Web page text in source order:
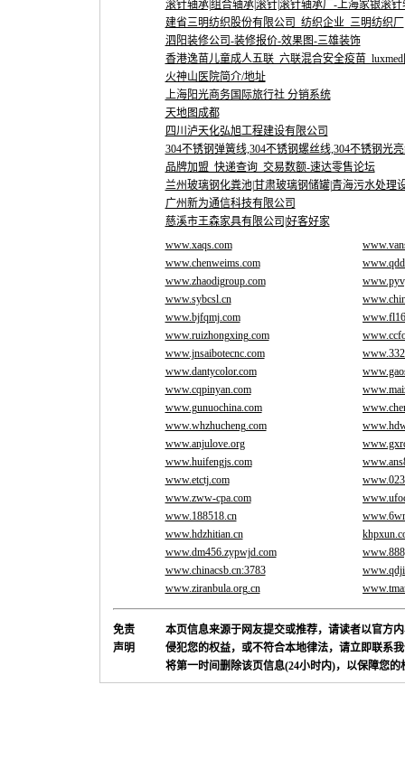
滚针轴承|组合轴承|滚针|滚针轴承厂-上海家银滚
建省三明纺织股份有限公司_纺织企业_三明纺织厂
泗阳装修公司-装修报价-效果图-三雄装饰
香港逸苗儿童成人五联_六联混合安全疫苗
火神山医院简介/地址
上海阳光商务国际旅行社 分销系统
天地图成都
四川泸天化弘旭工程建设有限公司
304不锈钢弹簧线,304不锈钢螺丝线,304不锈钢光
品牌加盟_快递查询_交易数额-速达零售论坛
兰州玻璃钢化粪池|甘肃玻璃钢储罐|青海污水处理
广州新为通信科技有限公司
慈溪市王森家具有限公司|好客好家
www.xaqs.com
www.chenweims.com
www.zhaodigroup.com
www.sybcsl.cn
www.bjfqmj.com
www.ruizhongxing.com
www.jnsaibotecnc.com
www.dantycolor.com
www.cqpinyan.com
www.gunuochina.com
www.whzhucheng.com
www.anjulove.org
www.huifengjs.com
www.etctj.com
www.zww-cpa.com
www.188518.cn
www.hdzhitian.cn
www.dm456.zypwjd.com
www.chinacsb.cn:3783
www.ziranbula.org.cn
免责
声明
本页信息来源于网友提交或推荐，请读者以官方
侵犯您的权益，或不符合本地律法，请立即联系
将第一时间删除该页信息(24小时内)，以保障您的